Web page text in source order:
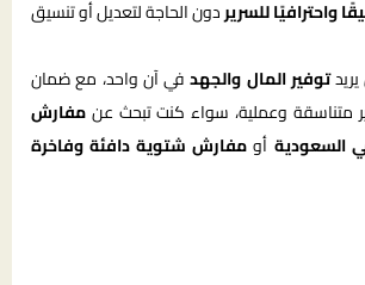
واحترافيًا للسريردون الحاجة لتعديل أو تنسيق
توفير المال والجهدفي آن واحد، مع ضمان
متناسقة وعملية، سواء كنت تبحث عنمفارش
السعودية أومفارش شتوية دافئة وفاخرة